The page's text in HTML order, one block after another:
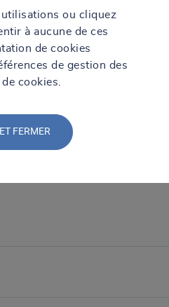
ou cliquez
à aucune de ces
de cookies
de gestion des
cookies.
FERMER